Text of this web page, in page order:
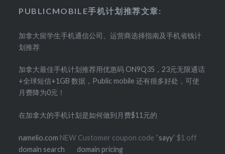
PUBLICMOBILE手机计划推荐文章:
加拿大留学生手机通信公司、运营商选择指南及手机省钱计
划推荐
加拿大最佳手机计划推荐用优惠码 ON9Q35，23元无限通话
+全球短信+1GB 数据，Public mobile 还有很多好处，可使
月费降为0元！
在加拿大的手机计划是如何做到月费$11元的
namelio.com NEW Customer coupon code “sayy” $1 off
domain search
domain pricing